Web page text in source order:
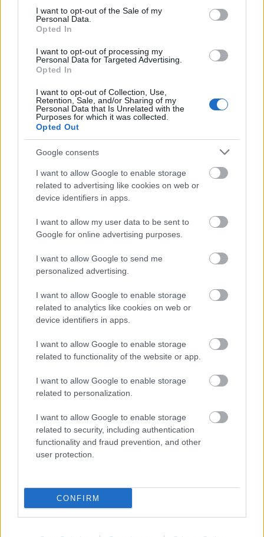
consent section.
I want to opt-out of the Sale of my
Personal Data.
Opted In
I want to opt-out of processing my
Personal Data for Targeted Advertising.
Opted In
I want to opt-out of Collection, Use,
Retention, Sale, and/or Sharing of my
Personal Data that Is Unrelated with the
Purposes for which it was collected.
Opted Out
Google consents
I want to allow Google to enable storage
related to advertising like cookies on web or
device identifiers in apps.
I want to allow my user data to be sent to
Google for online advertising purposes.
I want to allow Google to send me
personalized advertising.
I want to allow Google to enable storage
related to analytics like cookies on web or
device identifiers in apps.
I want to allow Google to enable storage
related to functionality of the website or app.
I want to allow Google to enable storage
related to personalization.
I want to allow Google to enable storage
related to security, including authentication
functionality and fraud prevention, and other
user protection.
CONFIRM
Ónodi Eszter
A zenés-színházi elemeken kívül az előadás
érdekessége lesz az is, hogy a színészek több
szerepben is feltűnnek, ami – ahogyHargitai Iván
rendező mondja –, nem pusztán technikai kérdés,
hiszen nagyon fontos az, hogy az egyes színészek
által megformált karakterek milyen kapcsolatban
állnak egymással, vagyis súlyos oka van annak, hogy
egy színész miért épp azt a két-három szerepet
játssza. Hargitai Iván másodszor dolgozik az Orlai
Produkciós Irodával, korábbanAz isteni Sarah
főszereplésével.
jelmeztervezőjeKárpáti Enikő, dramaturgjaLőkös
Ildikó.
szombaton lesz, a Belvárosi Színházban.
Itt interjút olvashatnak Závada Pállal a
| 2012. február 3. péntek, 12:01
A Kék Művészügynökség szerződést bontott Závada Pál megbízásából az